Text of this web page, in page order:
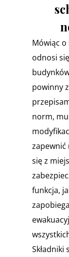
Mówiąc
odnosi
powinny
norm,
zapewnić
się z
funkcja,